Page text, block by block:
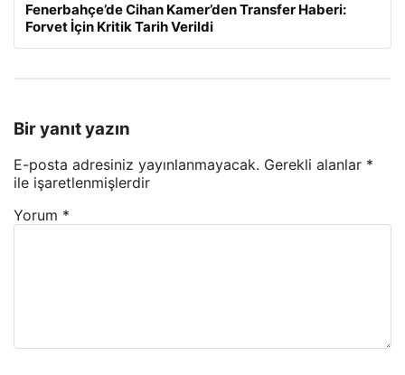
Fenerbahçe’de Cihan Kamer’den Transfer Haberi:
Forvet İçin Kritik Tarih Verildi
Bir yanıt yazın
E-posta adresiniz yayınlanmayacak. Gerekli alanlar *
ile işaretlenmişlerdir
Yorum *